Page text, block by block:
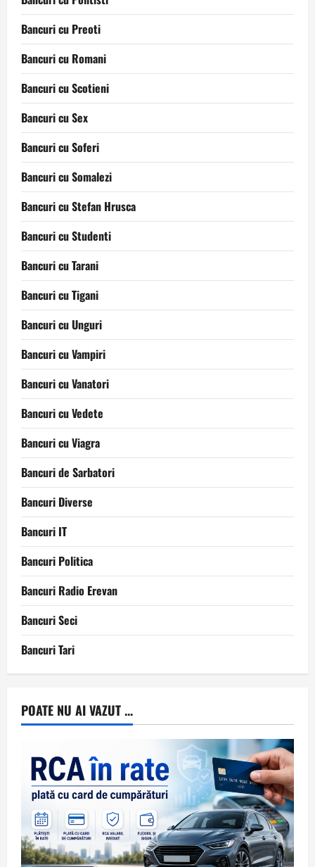
Bancuri cu Preoti
Bancuri cu Romani
Bancuri cu Scotieni
Bancuri cu Sex
Bancuri cu Soferi
Bancuri cu Somalezi
Bancuri cu Stefan Hrusca
Bancuri cu Studenti
Bancuri cu Tarani
Bancuri cu Tigani
Bancuri cu Unguri
Bancuri cu Vampiri
Bancuri cu Vanatori
Bancuri cu Vedete
Bancuri cu Viagra
Bancuri de Sarbatori
Bancuri Diverse
Bancuri IT
Bancuri Politica
Bancuri Radio Erevan
Bancuri Seci
Bancuri Tari
POATE NU AI VAZUT ...